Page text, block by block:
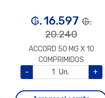
₲. 16.597 ₲.
20.240
ACCORD 50 MG X 10
COMPRIMIDOS
-
Un. +